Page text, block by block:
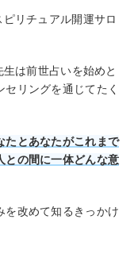
リチュアル開運サロ
は前世占いを始めと
リングを通じてたく
たとあなたがこれまで
との間に一体どんな意
を改めて知るきっかけ